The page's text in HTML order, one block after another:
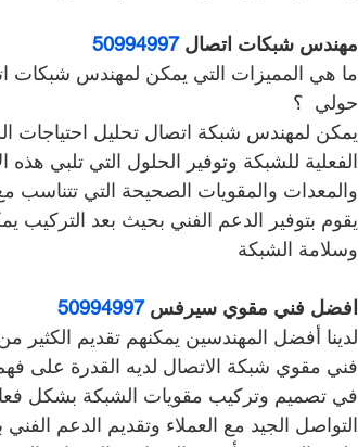
مهندس شبكات اتصال 50994997
ما هي المميزات التي يمكن لمهندس شبكات
حولي  ؟
يمكن لمهندس شبكة اتصال تحليل احتياجات
الفعلية للشبكة وتوفير الحلول التي تلبي هذه
والمعدات والمقويات الصحيحة التي تتناسب
يقوم بتوفير الدعم الفني بحيث بعد التركيب
وسلامة الشبكة
افضل فني مقوي سيرفس 50994997
لدينا أفضل المهندسين يمكنهم تقديم الكثير
فني مقوي شبكة الاتصال لديه القدرة على
في تصميم وتركيب مقويات الشبكة بشكل
التواصل الجيد مع العملاء وتقديم الدعم